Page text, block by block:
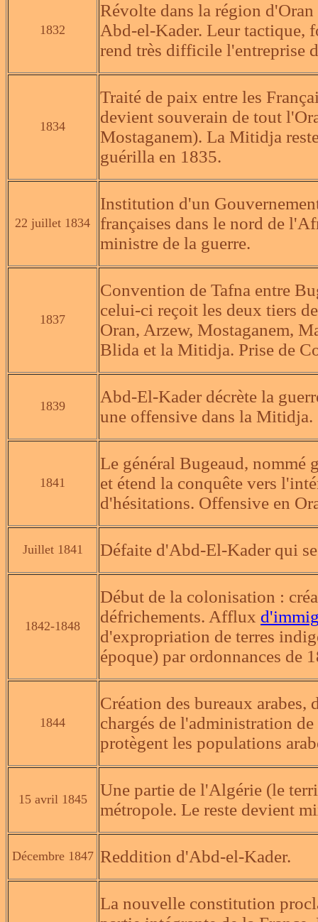
1832
Révolte dans la région
Abd-el-Kader. Leur tactique,
rend très difficile l'entreprise
1834
Traité de paix entre les
devient souverain de tout
Mostaganem). La Mitidja
guérilla en 1835.
22 juillet 1834
Institution d'un
françaises dans le nord de
ministre de la guerre.
1837
Convention de Tafna entre
celui-ci reçoit les deux tiers
Oran, Arzew, Mostaganem,
Blida et la Mitidja. Prise de
1839
Abd-El-Kader décrète la
une offensive dans la Mitidja.
1841
Le général Bugeaud, nommé
et étend la conquête vers
d'hésitations. Offensive en
Juillet 1841 Défaite d'Abd-El-Kader qui
1842-1848
Début de la colonisation :
défrichements. Afflux
d'expropriation de terres
époque) par ordonnances de
1844
Création des bureaux arabes,
chargés de l'administration
protègent les populations
15 avril 1845
Une partie de l'Algérie (le
métropole. Le reste devient
Décembre 1847 Reddition d'Abd-el-Kader.
La nouvelle constitution